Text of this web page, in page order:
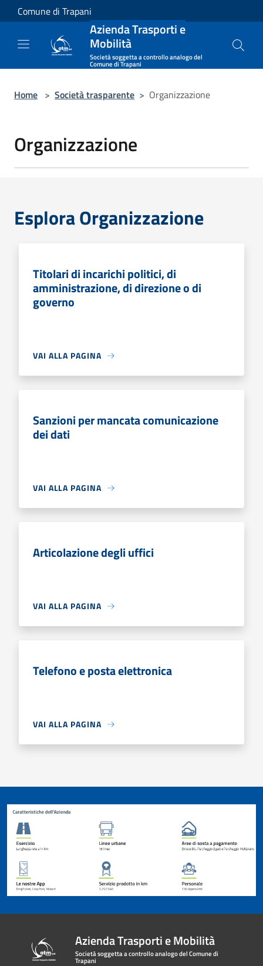
Salta al contenuto principale
Comune di Trapani
Azienda Trasporti e
Mobilità
Società soggetta a controllo analogo del
Comune di Trapani
Home > Società trasparente > Organizzazione
Organizzazione
Esplora Organizzazione
Titolari di incarichi politici, di
amministrazione, di direzione o di
governo
VAI ALLA PAGINA
Sanzioni per mancata comunicazione
dei dati
VAI ALLA PAGINA
Articolazione degli uffici
VAI ALLA PAGINA
Telefono e posta elettronica
VAI ALLA PAGINA
Azienda Trasporti e Mobilità
Società soggetta a controllo analogo del Comune di
Trapani